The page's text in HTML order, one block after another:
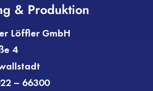
& Produktion
Löffler GmbH
4
– 66300